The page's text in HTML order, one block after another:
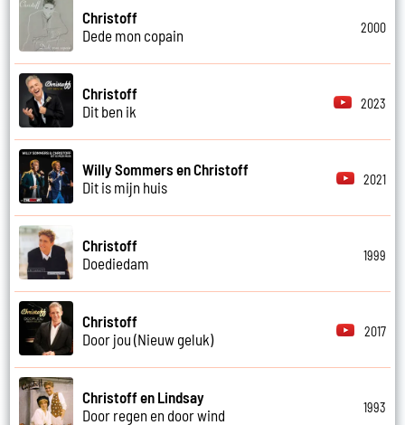
Christoff
Dede mon copain
2000
Christoff
Dit ben ik
2023
Willy Sommers en Christoff
Dit is mijn huis
2021
Christoff
Doediedam
1999
Christoff
Door jou (Nieuw geluk)
2017
Christoff en Lindsay
Door regen en door wind
1993